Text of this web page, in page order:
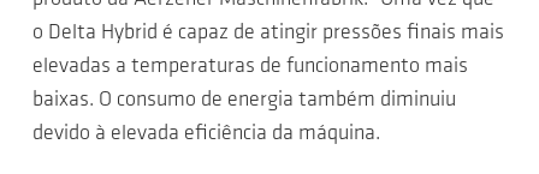
o Delta Hybrid é capaz de atingir pressões finais mais
elevadas a temperaturas de funcionamento mais
baixas. O consumo de energia também diminuiu
devido à elevada eficiência da máquina.